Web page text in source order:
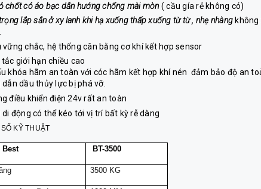
chốt có áo bạc dẫn hướng chống mài mòn( cầu gía rẻ không có)
lắp sắn ở xy lanh khi hạ xuống thấp xuống từ từ , nhẹ nhàng
vững chắc, hệ thống cân bằng cơ khí kết hợp sensor
tắc giới hạn chiều cao
khóa hãm an toàn với cóc hãm kết hợp khí nén đảm bảo độ an
dẫn dầu thủy lực bị phá vỡ.
điều khiển điện 24v rất an toàn
di động có thể kéo tới vị trí bất kỳ rễ dàng
KỸ THUẬT
Best BT-3500
3500 KG